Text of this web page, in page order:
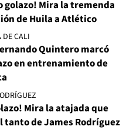
golazo! Mira la tremenda
de Huila a Atlético
DE CALI
Quintero marcó
en entrenamiento de
Mira la atajada que
tanto de James Rodríguez